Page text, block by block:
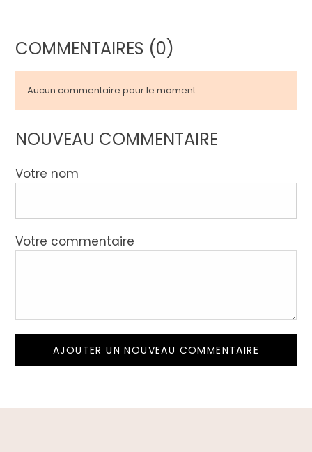
COMMENTAIRES (0)
Aucun commentaire pour le moment
NOUVEAU COMMENTAIRE
Votre nom
Votre commentaire
AJOUTER UN NOUVEAU COMMENTAIRE